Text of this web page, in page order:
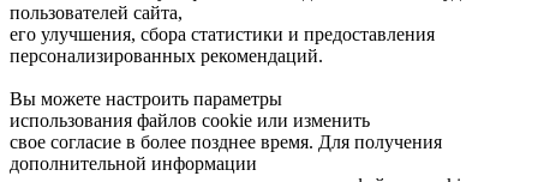
пользователей сайта,
его улучшения, сбора статистики и предоставления
персонализированных рекомендаций.
Вы можете настроить параметры
использования файлов cookie или изменить
свое согласие в более позднее время. Для получения
дополнительной информации